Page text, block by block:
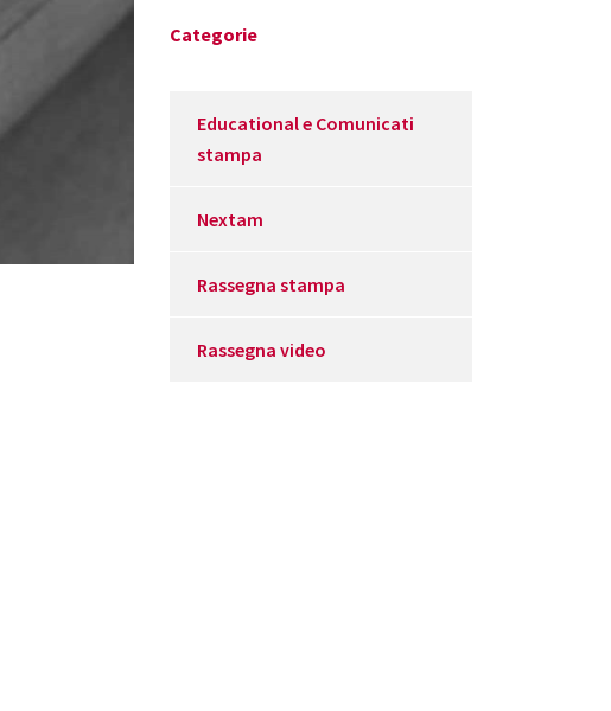
Categorie
Educational e Comunicati
stampa
Nextam
Rassegna stampa
Rassegna video